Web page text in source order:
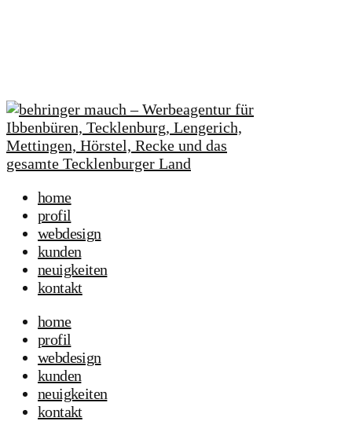
home
profil
webdesign
kunden
neuigkeiten
kontakt
home
profil
webdesign
kunden
neuigkeiten
kontakt